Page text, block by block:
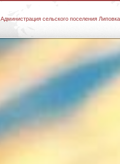
Администрация сельского поселения